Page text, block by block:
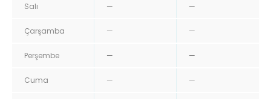
Salı — —
Çarşamba — —
Perşembe — —
Cuma — —